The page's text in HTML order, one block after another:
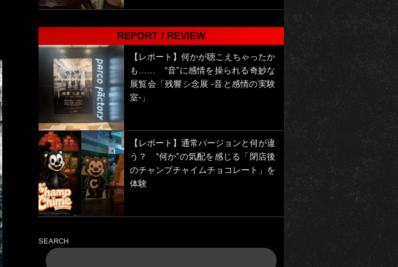
REPORT / REVIEW
【レポート】何かが聴こえちゃったか
も…… “音”に感情を操られる奇妙な
展覧会「残響シ念展 -⾳と感情の実験
室-」
【レポート】通常バージョンと何が違
う？ “何か”の気配を感じる「閉店後
のチャンプチャイムチョコレート」を
体験
SEARCH